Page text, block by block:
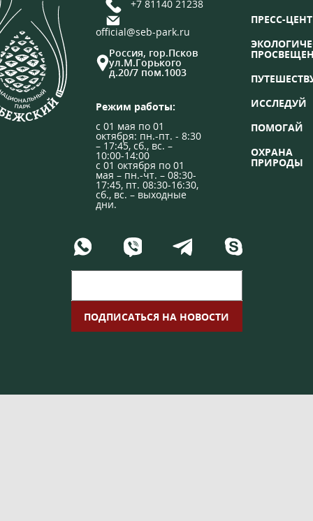
+7 81140 21238
official@seb-park.ru
Россия, гор.Псков
ул.М.Горького
д.20/7 пом.1003
Режим работы:
с 01 мая по 01
октября: пн.-пт. - 8:30
– 17:45, сб., вс. –
10:00-14:00
с 01 октября по 01
мая – пн.-чт. – 08:30-
17:45, пт. 08:30-16:30,
сб., вс. – выходные
дни.
ПРЕСС-
ИССЛЕДУЙ
ПОМОГАЙ
ОХРАНА
ПРИРОДЫ